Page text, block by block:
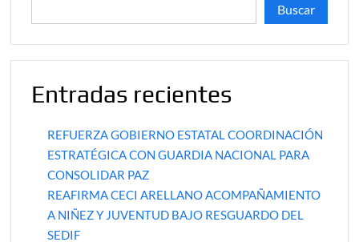
Buscar
Entradas recientes
REFUERZA GOBIERNO ESTATAL COORDINACIÓN
ESTRATÉGICA CON GUARDIA NACIONAL PARA
CONSOLIDAR PAZ
REAFIRMA CECI ARELLANO ACOMPAÑAMIENTO
A NIÑEZ Y JUVENTUD BAJO RESGUARDO DEL
SEDIF